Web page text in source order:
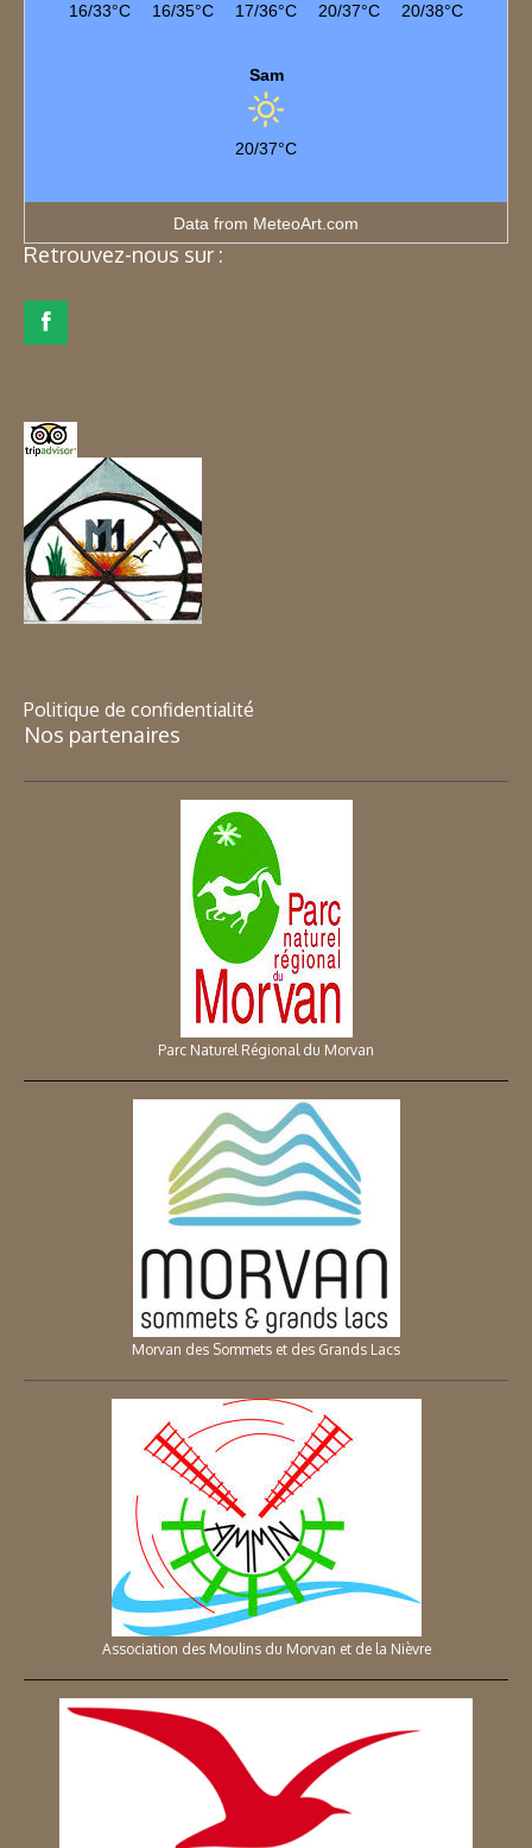
16/33°C 16/35°C 17/36°C 20/37°C 20/38°C
Sam
20/37°C
Data from MeteoArt.com
Retrouvez-nous sur :
Politique de confidentialité
Nos partenaires
Parc Naturel Régional du Morvan
Morvan des Sommets et des Grands Lacs
Association des Moulins du Morvan et de la Nièvre